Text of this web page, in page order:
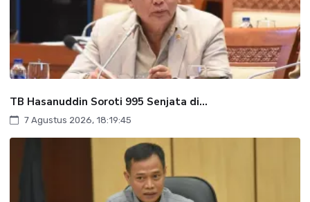
TB Hasanuddin Soroti 995 Senjata di...
7 Agustus 2026, 18:19:45